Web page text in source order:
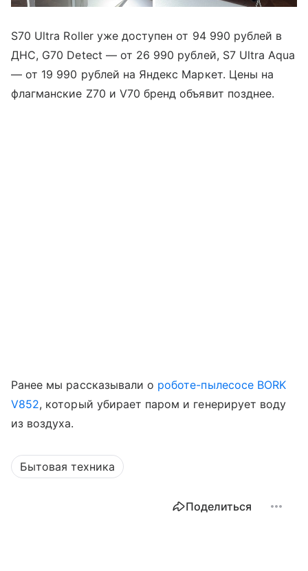
S70 Ultra Roller уже доступен от 94 990 рублей в
ДНС, G70 Detect — от 26 990 рублей, S7 Ultra Aqua
— от 19 990 рублей на Яндекс Маркет. Цены на
флагманские Z70 и V70 бренд объявит позднее.
Ранее мы рассказывали о роботе-пылесосе BORK
V852, который убирает паром и генерирует воду
из воздуха.
Бытовая техника
Поделиться